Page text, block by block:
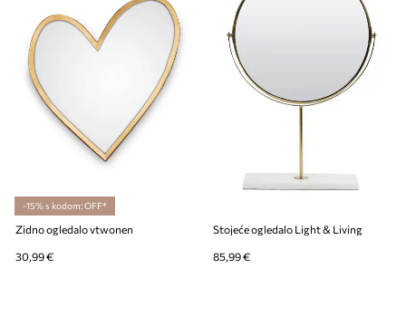
-15% s kodom: OFF*
Zidno ogledalo vtwonen
30,99 €
Stojeće ogledalo Light & Living
85,99 €